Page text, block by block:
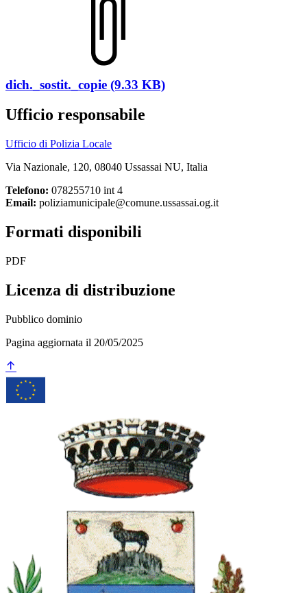
dich._sostit._copie (9.33 KB)
Ufficio responsabile
Ufficio di Polizia Locale
Via Nazionale, 120, 08040 Ussassai NU, Italia
Telefono: 078255710 int 4
Email: poliziamunicipale@comune.ussassai.og.it
Formati disponibili
PDF
Licenza di distribuzione
Pubblico dominio
Pagina aggiornata il 20/05/2025